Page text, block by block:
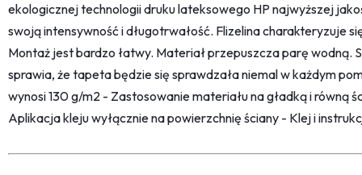
ekologicznej technologii druku lateksowego HP najwyższej
swoją intensywność i długotrwałość. Flizelina charakteryzuje
Montaż jest bardzo łatwy. Materiał przepuszcza parę wodną.
sprawia, że tapeta będzie się sprawdzała niemal w każdym
wynosi 130 g/m2 - Zastosowanie materiału na gładką i równą
Aplikacja kleju wyłącznie na powierzchnię ściany - Klej i